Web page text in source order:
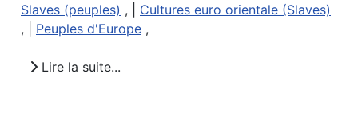
Slaves (peuples) , | Cultures euro orientale (Slaves)
, | Peuples d'Europe ,
Lire la suite...